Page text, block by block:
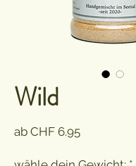
Wild
ab CHF 6.95Sale-